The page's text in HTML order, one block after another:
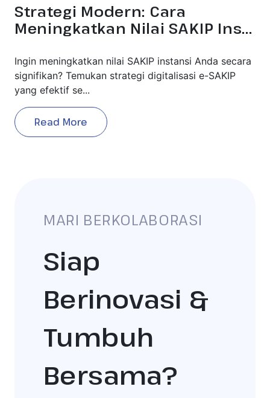
Strategi Modern: Cara
Meningkatkan Nilai SAKIP Ins...
Ingin meningkatkan nilai SAKIP instansi Anda secara
signifikan? Temukan strategi digitalisasi e-SAKIP
yang efektif se...
Read More
MARI BERKOLABORASI
Siap
Berinovasi &
Tumbuh
Bersama?